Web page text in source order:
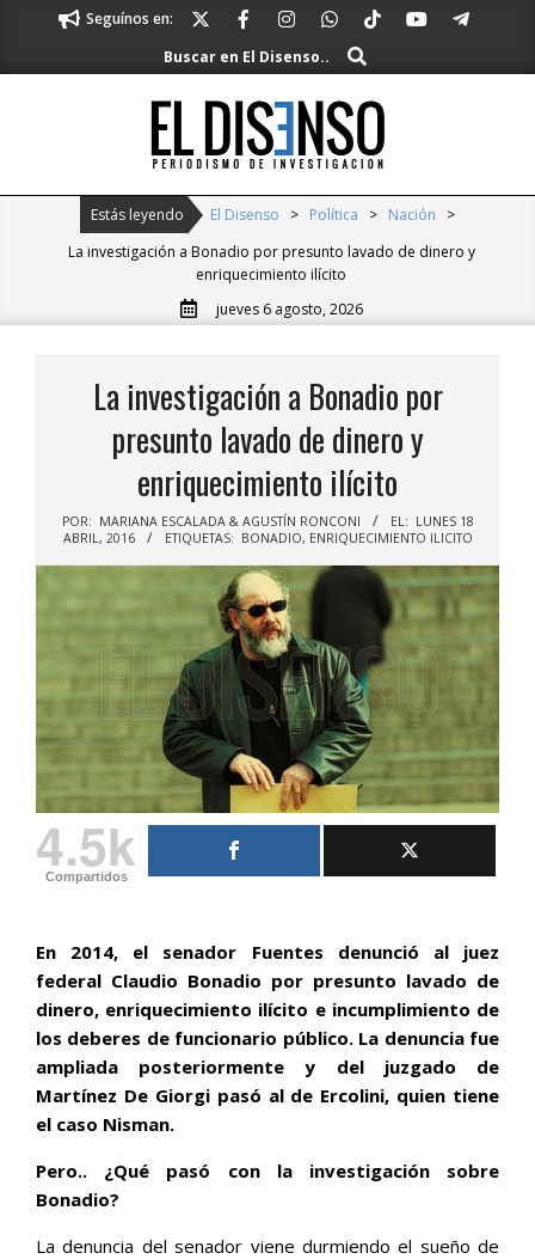
content
Seguínos en:
Buscar en El Disenso..
Buscar
El
Disenso
Navigation
Estás leyendo El Disenso > Política > Nación
>
La investigación a Bonadio por presunto lavado de dinero y
enriquecimiento ilícito
jueves 6 agosto, 2026
La investigación a Bonadio por
presunto lavado de dinero y
enriquecimiento ilícito
POR: MARIANA ESCALADA & AGUSTÍN RONCONI EL: LUNES 18
ABRIL, 2016
ETIQUETAS: BONADIO, ENRIQUECIMIENTO ILICITO
4.5k
Compartidos
En 2014, el senador Fuentes denunció al juez
federal Claudio Bonadio por presunto lavado de
dinero, enriquecimiento ilícito e incumplimiento de
los deberes de funcionario público. La denuncia fue
ampliada posteriormente y del juzgado de
Martínez De Giorgi pasó al de Ercolini, quien tiene
el caso Nisman.
Pero.. ¿Qué pasó con la investigación sobre
Bonadio?
La denuncia del senador viene durmiendo el sueño de